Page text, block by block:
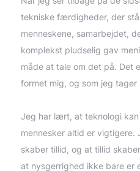
tekniske færdigheder, der
menneskene, samarbejdet,
komplekst pludselig gav
måde at tale om det på. Det
formet mig, og som jeg tager
Jeg har lært, at teknologi
mennesker altid er
skaber tillid, og at tillid
at nysgerrighed ikke bare er